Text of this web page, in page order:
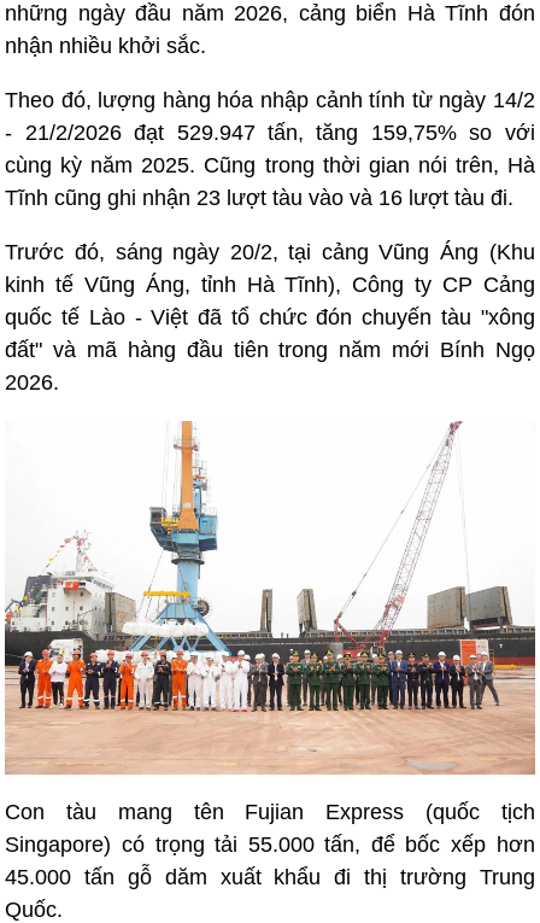
những ngày đầu năm 2026, cảng biển Hà Tĩnh đón
nhận nhiều khởi sắc.
Theo đó, lượng hàng hóa nhập cảnh tính từ ngày 14/2
- 21/2/2026 đạt 529.947 tấn, tăng 159,75% so với
cùng kỳ năm 2025. Cũng trong thời gian nói trên, Hà
Tĩnh cũng ghi nhận 23 lượt tàu vào và 16 lượt tàu đi.
Trước đó, sáng ngày 20/2, tại cảng Vũng Áng (Khu
kinh tế Vũng Áng, tỉnh Hà Tĩnh), Công ty CP Cảng
quốc tế Lào - Việt đã tổ chức đón chuyến tàu "xông
đất" và mã hàng đầu tiên trong năm mới Bính Ngọ
2026.
Con tàu mang tên Fujian Express (quốc tịch
Singapore) có trọng tải 55.000 tấn, để bốc xếp hơn
45.000 tấn gỗ dăm xuất khẩu đi thị trường Trung
Quốc.